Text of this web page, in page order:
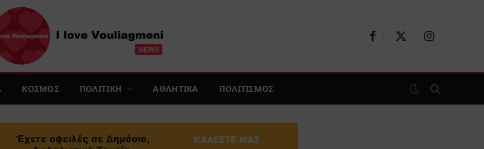
Facebook
X
Instagram
ΚΟΣΜΟΣ ΠΟΛΙΤΙΚΗ ΑΘΛΗΤΙΚΑ ΠΟΛΙΤΙΣΜΟΣ